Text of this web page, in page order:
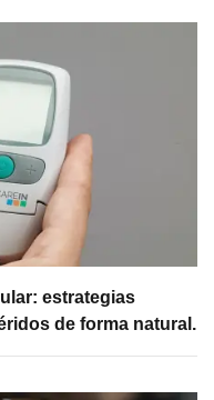
estrategias
de forma natural.